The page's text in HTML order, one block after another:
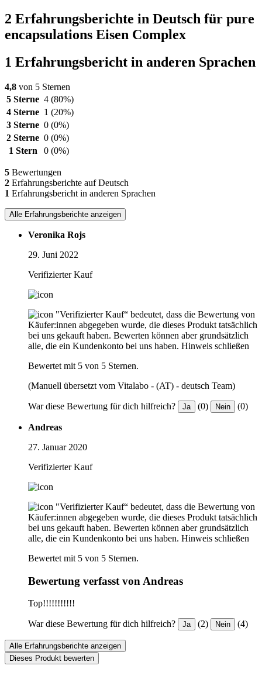
2 Erfahrungsberichte in Deutsch für pure
encapsulations Eisen Complex
1 Erfahrungsbericht in anderen Sprachen
4,8 von 5 Sternen
5 Sterne 4 (80%)
4 Sterne 1 (20%)
3 Sterne 0 (0%)
2 Sterne 0 (0%)
1 Stern
0 (0%)
5 Bewertungen
2 Erfahrungsberichte auf Deutsch
1 Erfahrungsbericht in anderen Sprachen
Alle Erfahrungsberichte anzeigen
Veronika Rojs
29. Juni 2022
Verifizierter Kauf
"Verifizierter Kauf“ bedeutet, dass die Bewertung von
Käufer:innen abgegeben wurde, die dieses Produkt tatsächlich
bei uns gekauft haben. Bewerten können aber grundsätzlich
alle, die ein Kundenkonto bei uns haben. Hinweis schließen
Bewertet mit 5 von 5 Sternen.
(Manuell übersetzt vom Vitalabo - (AT) - deutsch Team)
War diese Bewertung für dich hilfreich? Ja (0) Nein (0)
Andreas
27. Januar 2020
Verifizierter Kauf
"Verifizierter Kauf“ bedeutet, dass die Bewertung von
Käufer:innen abgegeben wurde, die dieses Produkt tatsächlich
bei uns gekauft haben. Bewerten können aber grundsätzlich
alle, die ein Kundenkonto bei uns haben. Hinweis schließen
Bewertet mit 5 von 5 Sternen.
Bewertung verfasst von Andreas
Top!!!!!!!!!!!
War diese Bewertung für dich hilfreich? Ja (2) Nein (4)
Alle Erfahrungsberichte anzeigen
Dieses Produkt bewerten